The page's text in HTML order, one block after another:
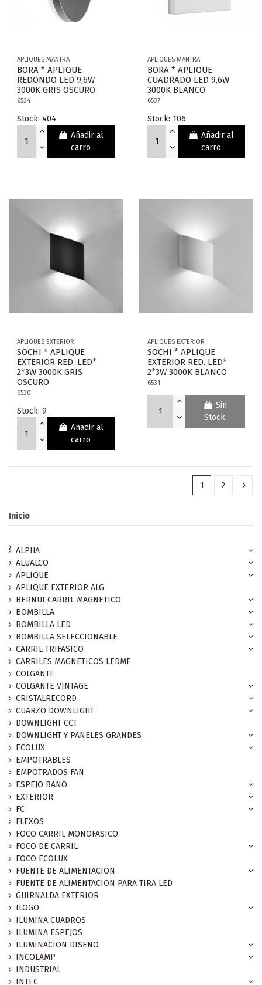
APLIQUES MANTRA
BORA * APLIQUE
REDONDO LED 9,6W
3000K GRIS OSCURO
6534
Stock: 404
Añadir al
carro
APLIQUES MANTRA
BORA * APLIQUE
CUADRADO LED 9,6W
3000K BLANCO
6537
Stock: 106
Añadir al
carro
APLIQUES EXTERIOR
SOCHI * APLIQUE
EXTERIOR RED. LED*
2*3W 3000K GRIS
OSCURO
6530
Stock: 9
Añadir al
carro
APLIQUES EXTERIOR
SOCHI * APLIQUE
EXTERIOR RED. LED*
2*3W 3000K BLANCO
6531
Sin
Stock
1 2
Inicio
ALPHA
ALUALCO
APLIQUE
APLIQUE EXTERIOR ALG
BERNUI CARRIL MAGNETICO
BOMBILLA
BOMBILLA LED
BOMBILLA SELECCIONABLE
CARRIL TRIFASICO
CARRILES MAGNETICOS LEDME
COLGANTE
COLGANTE VINTAGE
CRISTALRECORD
CUARZO DOWNLIGHT
DOWNLIGHT CCT
DOWNLIGHT Y PANELES GRANDES
ECOLUX
EMPOTRABLES
EMPOTRADOS FAN
ESPEJO BAÑO
EXTERIOR
FC
FLEXOS
FOCO CARRIL MONOFASICO
FOCO DE CARRIL
FOCO ECOLUX
FUENTE DE ALIMENTACION
FUENTE DE ALIMENTACION PARA TIRA LED
GUIRNALDA EXTERIOR
ILOGO
ILUMINA CUADROS
ILUMINA ESPEJOS
ILUMINACION DISEÑO
INCOLAMP
INDUSTRIAL
INTEC